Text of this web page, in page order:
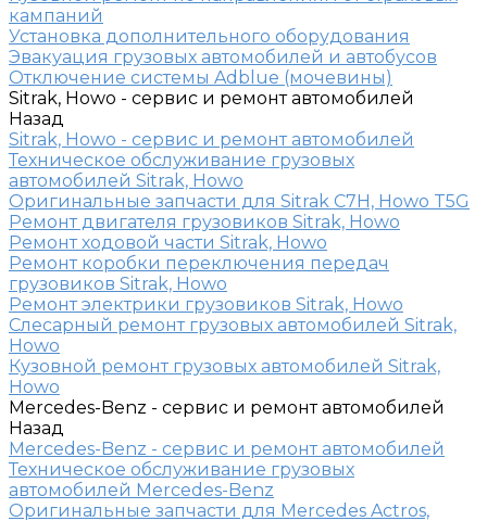
кампаний
Установка дополнительного оборудования
Эвакуация грузовых автомобилей и автобусов
Отключение системы Adblue (мочевины)
Sitrak, Howo - сервис и ремонт автомобилей
Назад
Sitrak, Howo - сервис и ремонт автомобилей
Техническое обслуживание грузовых
автомобилей Sitrak, Howo
Оригинальные запчасти для Sitrak C7H, Howo T5G
Ремонт двигателя грузовиков Sitrak, Howo
Ремонт ходовой части Sitrak, Howo
Ремонт коробки переключения передач
грузовиков Sitrak, Howo
Ремонт электрики грузовиков Sitrak, Howo
Слесарный ремонт грузовых автомобилей Sitrak,
Howo
Кузовной ремонт грузовых автомобилей Sitrak,
Howo
Mercedes-Benz - сервис и ремонт автомобилей
Назад
Mercedes-Benz - сервис и ремонт автомобилей
Техническое обслуживание грузовых
автомобилей Mercedes-Benz
Оригинальные запчасти для Mercedes Actros,